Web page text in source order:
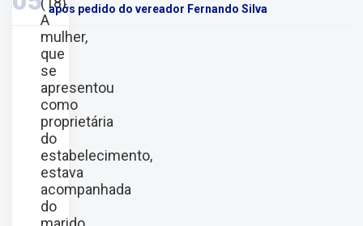
A
mulher,
que
se
apresentou
como
proprietária
do
estabelecimento,
estava
acompanhada
do
após pedido do vereador Fernando Silva